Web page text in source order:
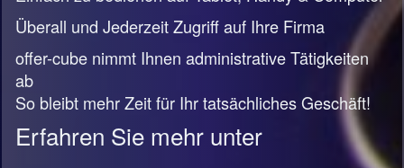
Überall und Jederzeit Zugriff auf Ihre Firma
offer-cube nimmt Ihnen administrative Tätigkeiten
ab
So bleibt mehr Zeit für Ihr tatsächliches Geschäft!
Erfahren Sie mehr unter